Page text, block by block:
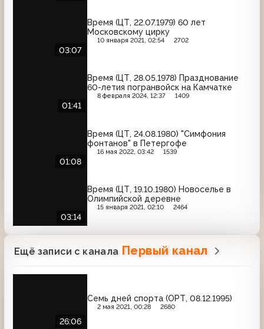
03:07
Время (ЦТ, 22.07.1979) 60 лет
Московскому цирку
10 января 2021, 02:54 2702
01:41
Время (ЦТ, 28.05.1978) Празднование
60-летия погранвойск на Камчатке
8 февраля 2024, 12:37 1409
01:08
Время (ЦТ, 24.08.1980) "Симфония
фонтанов" в Петергофе
16 мая 2022, 03:42 1539
03:14
Время (ЦТ, 19.10.1980) Новоселье в
Олимпийской деревне
15 января 2021, 02:10 2464
Ещё записи с канала Первый канал
26:06
Семь дней спорта (ОРТ, 08.12.1995)
2 мая 2021, 00:28 2680